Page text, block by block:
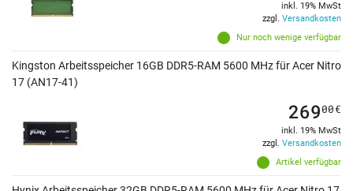
Nur noch wenige verfügbar
inkl. 19% MwSt
zzgl. Versandkosten
Kingston Arbeitsspeicher 16GB DDR5-RAM 5600 MHz für Acer Nitro
17 (AN17-41)
Artikel verfügbar
26900€
inkl. 19% MwSt
zzgl. Versandkosten